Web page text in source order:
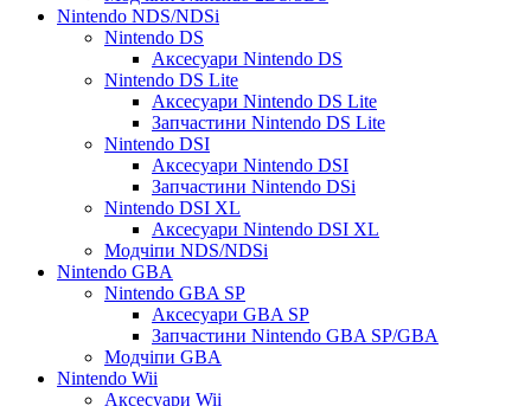
Nintendo NDS/NDSi
Nintendo DS
Аксесуари Nintendo DS
Nintendo DS Lite
Аксесуари Nintendo DS Lite
Запчастини Nintendo DS Lite
Nintendo DSI
Аксесуари Nintendo DSI
Запчастини Nintendo DSi
Nintendo DSI XL
Аксесуари Nintendo DSI XL
Модчіпи NDS/NDSi
Nintendo GBA
Nintendo GBA SP
Аксесуари GBA SP
Запчастини Nintendo GBA SP/GBA
Модчіпи GBA
Nintendo Wii
Аксесуари Wii